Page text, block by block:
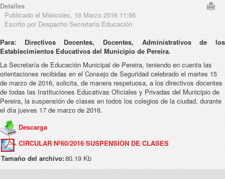
Detalles
Publicado el Miércoles, 16 Marzo 2016 11:56
Escrito por Despacho Secretaría Educación
Para: Directivos Docentes, Docentes, Administrativos de los
Establecimientos Educativos del Municipio de Pereira.
La Secretaría de Educación Municipal de Pereira, teniendo en cuenta las
orientaciones recibidas en el Consejo de Seguridad celebrado el martes 15
de marzo de 2016, solicita, de manera respetuosa, a los directivos docentes
de todas las Instituciones Educativas Oficiales y Privadas del Municipio de
Pereira, la suspensión de clases en todos los colegios de la ciudad, durante
el día jueves 17 de marzo de 2016.
Descarga
CIRCULAR Nº60/2016 SUSPENSIÒN DE CLASES
Tamaño del archivo:80.19 Kb